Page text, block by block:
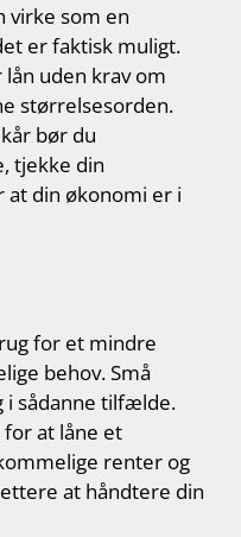
virke som en
er faktisk muligt.
uden krav om
størrelsesorden.
bør du
tjekke din
at din økonomi er i
for et mindre
behov. Små
i sådanne tilfælde.
for at låne et
renter og
at håndtere din